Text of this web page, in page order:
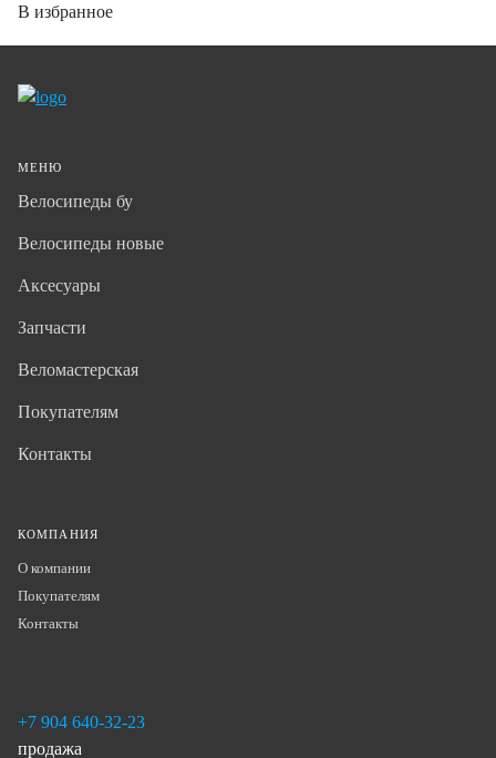
В избранное
МЕНЮ
Велосипеды бу
Велосипеды новые
Аксесуары
Запчасти
Веломастерская
Покупателям
Контакты
КОМПАНИЯ
О компании
Покупателям
Контакты
+7 904 640-32-23
продажа